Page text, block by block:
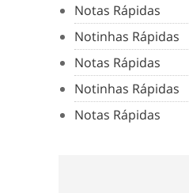
Notas Rápidas
Notinhas Rápidas
Notas Rápidas
Notinhas Rápidas
Notas Rápidas